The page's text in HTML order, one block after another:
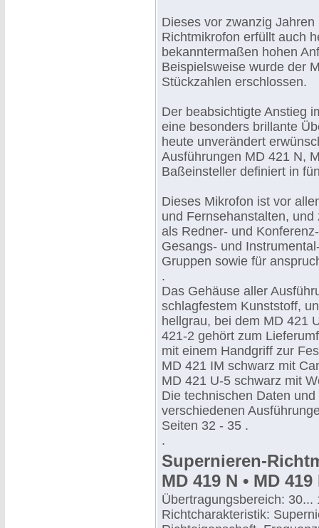
Dieses vor zwanzig
Richtmikrofon erfüllt auch
bekanntermaßen hohen
Beispielsweise wurde der
Stückzahlen erschlossen.
Der beabsichtigte Anstieg
eine besonders brillante
heute unverändert
Ausführungen MD 421 N,
Baßeinsteller definiert in
Dieses Mikrofon ist vor
und Fernsehanstalten,
als Redner- und
Gesangs- und
Gruppen sowie für
.
Das Gehäuse aller
schlagfestem Kunststoff,
hellgrau, bei dem MD 421
421-2 gehört zum
mit einem Handgriff zur
MD 421 IM schwarz mit
MD 421 U-5 schwarz mit
Die technischen Daten
verschiedenen
Seiten 32 - 35 .
.
Supernieren-
MD 419 N • MD
Übertragungsbereich: 30...
Richtcharakteristik: